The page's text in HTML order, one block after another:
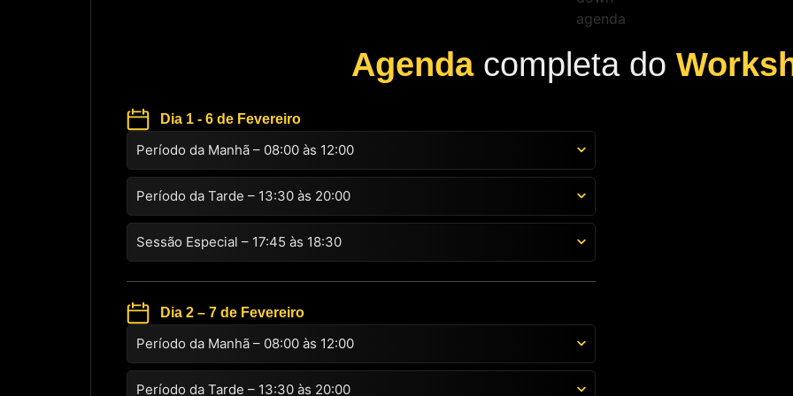
Agenda completa do
Dia 1 - 6 de Fevereiro
Período da Manhã – 08:00 às 12:00
Período da Tarde – 13:30 às 20:00
Sessão Especial – 17:45 às 18:30
Dia 2 – 7 de Fevereiro
Período da Manhã – 08:00 às 12:00
Período da Tarde – 13:30 às 20:00